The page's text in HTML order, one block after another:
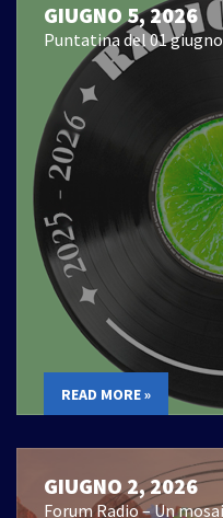
GIUGNO 5, 2026
Puntatina del 01
READ MORE »
GIUGNO 2, 2026
Forum Radio – Un